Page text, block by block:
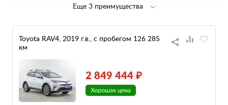
Еще 3 преимущества
Toyota RAV4, 2019 г.в., с пробегом 126 285
км
2 849 444 ₽